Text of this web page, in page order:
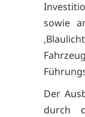
sowie
Der
durch